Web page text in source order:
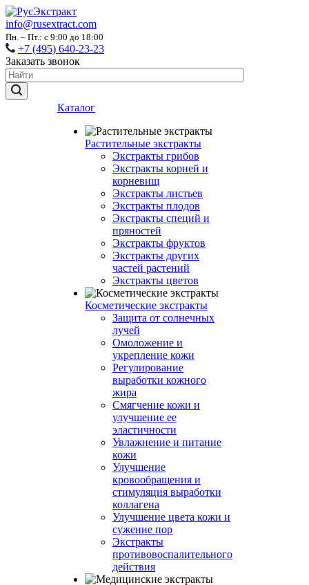
info@rusextract.com
Пн. – Пт.: с 9:00 до 18:00
+7 (495) 640-23-23
Заказать звонок
Каталог
Растительные экстракты
Экстракты грибов
Экстракты корней и
корневищ
Экстракты листьев
Экстракты плодов
Экстракты специй и
пряностей
Экстракты фруктов
Экстракты других
частей растений
Экстракты цветов
Косметические экстракты
Защита от солнечных
лучей
Омоложение и
укрепление кожи
Регулирование
выработки кожного
жира
Смягчение кожи и
улучшение ее
эластичности
Увлажнение и питание
кожи
Улучшение
кровообращения и
стимуляция выработки
коллагена
Улучшение цвета кожи и
сужение пор
Экстракты
противовоспалительного
действия